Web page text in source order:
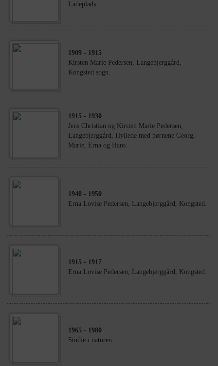
Ladeplads.
1909 - 1915
Kirsten Marie Pedersen, Langebjerggård,
Kongsted sogn.
1915 - 1930
Jens Christian og Kirsten Marie Pedersen,
Langebjerggård, Hyllede med børnene Georg,
Marie, Erna og Hans.
1940 - 1950
Erna Lovise Pedersen, Langebjerggård, Kongsted.
1915 - 1917
Erna Lovise Pedersen, Langebjerggård, Kongsted.
1965 - 1980
Studie i naturen